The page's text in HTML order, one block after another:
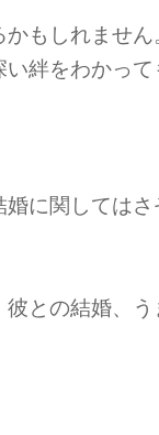
もしれませ
絆をわかっ
に関しては
との結婚、